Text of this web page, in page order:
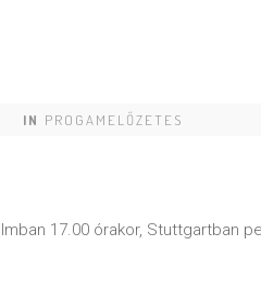
IN PROGAMELŐZETES
17.00 órakor, Stuttgartban